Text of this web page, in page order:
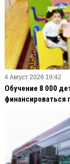
4 Август 2026 19:42
Обучение 8 000
финансироваться